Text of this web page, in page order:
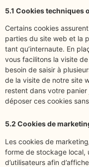
5.1 Cookies techniques
Certains cookies
parties du site web et la
tant qu’internaute. En
vous facilitons la visite
besoin de saisir à
de la visite de notre site
restent dans votre panier
déposer ces cookies
5.2 Cookies de
Les cookies de
forme de stockage local,
d’utilisateurs afin